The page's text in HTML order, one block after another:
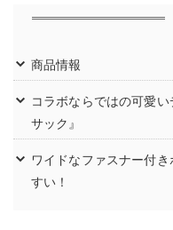
商品情報
コラボならではの可愛
サック』
ワイドなファスナー付
すい！